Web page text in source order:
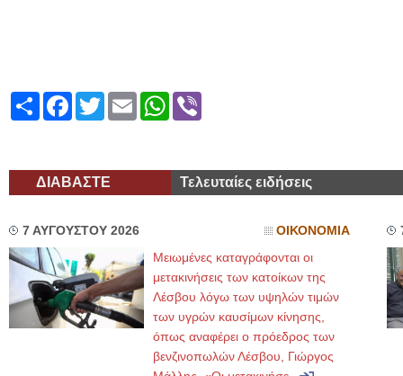
ShareFacebook
TwitterEmailWhatsApp
ΔΙΑΒΑΣΤΕ Τελευταίες ειδήσεις
7 ΑΥΓΟΥΣΤΟΥ 2026 ΟΙΚΟΝΟΜΙΑ
Μειωμένες καταγράφονται οι
μετακινήσεις των κατοίκων της
Λέσβου λόγω των υψηλών τιμών
των υγρών καυσίμων κίνησης,
όπως αναφέρει ο πρόεδρος των
βενζινοπωλών Λέσβου, Γιώργος